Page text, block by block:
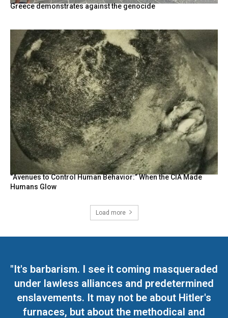
Greece demonstrates against the genocide
“Avenues to Control Human Behavior:” When the CIA Made
Humans Glow
Load more
"It's barbarism. I see it coming masqueraded
under lawless alliances and predetermined
enslavements. It may not be about Hitler's
furnaces, but about the methodical and